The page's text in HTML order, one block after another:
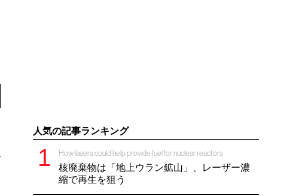
人気の記事ランキング
How lasers could help provide fuel for nuclear reactors
核廃棄物は「地上ウラン鉱山」、レーザー濃
縮で再生を狙う